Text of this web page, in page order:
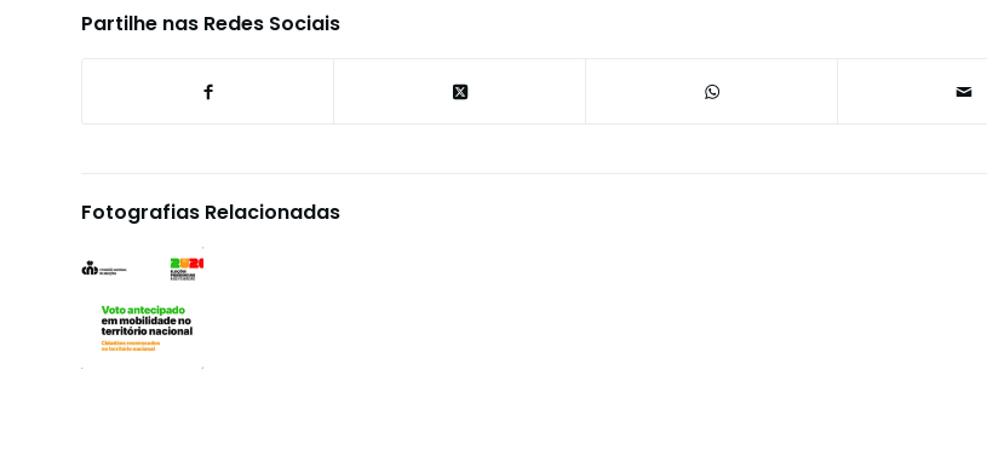
Partilhe nas Redes Sociais
Fotografias Relacionadas